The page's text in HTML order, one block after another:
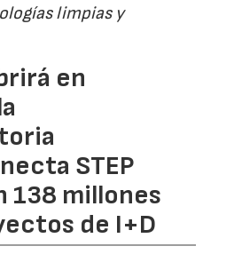
limpias y
en
STEP
138 millones
de I+D